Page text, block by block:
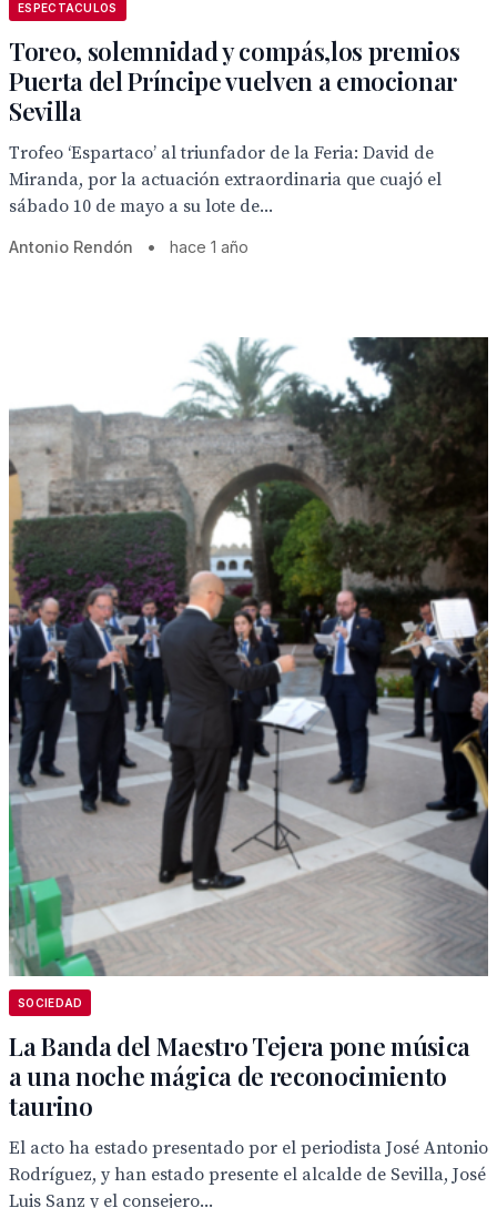
ESPECTACULOS
Toreo, solemnidad y compás,los premios
Puerta del Príncipe vuelven a emocionar
Sevilla
Trofeo ‘Espartaco’ al triunfador de la Feria: David de
Miranda, por la actuación extraordinaria que cuajó el
sábado 10 de mayo a su lote de...
Antonio Rendón • hace 1 año
SOCIEDAD
La Banda del Maestro Tejera pone música
a una noche mágica de reconocimiento
taurino
El acto ha estado presentado por el periodista José Antonio
Rodríguez, y han estado presente el alcalde de Sevilla, José
Luis Sanz y el consejero...